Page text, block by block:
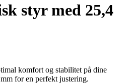
styr med 25,4
komfort og stabilitet på dine
for en perfekt justering.